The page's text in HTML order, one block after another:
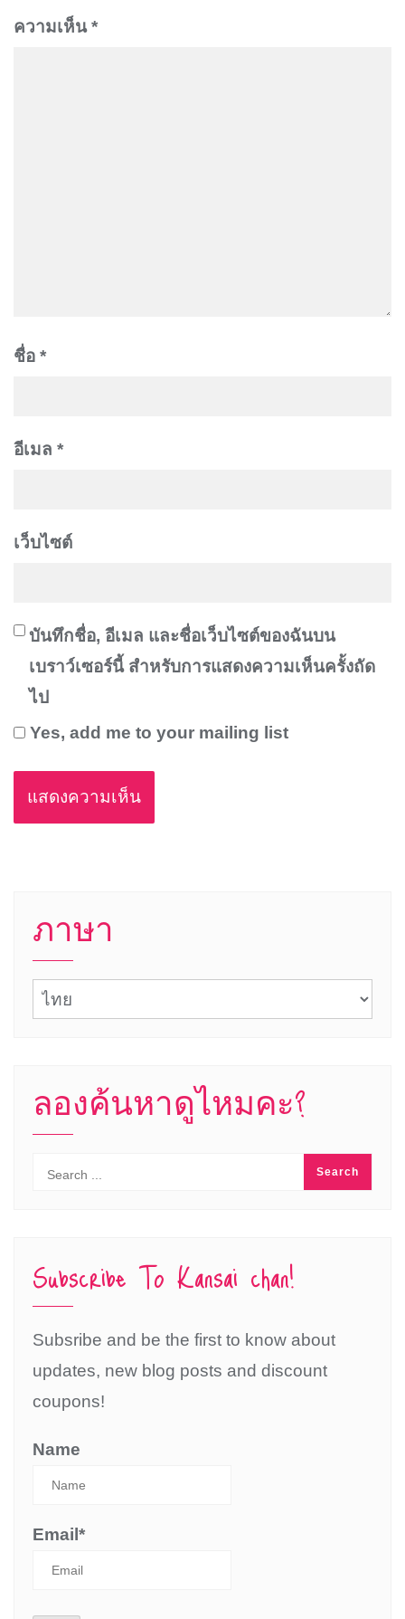
ความเห็น*
ชื่อ *
อีเมล *
เว็บไซต์
บันทึกชื่อ, อีเมล และชื่อเว็บไซต์ของฉันบน
เบราว์เซอร์นี้ สำหรับการแสดงความเห็นครั้งถัด
ไป
Yes, add me to your mailing list
ภาษา
ภาษา
ลองค้นหาดูไหมคะ?
Subscribe To Kansai chan!
Subsribe and be the first to know about
updates, new blog posts and discount
coupons!
Name
Email*